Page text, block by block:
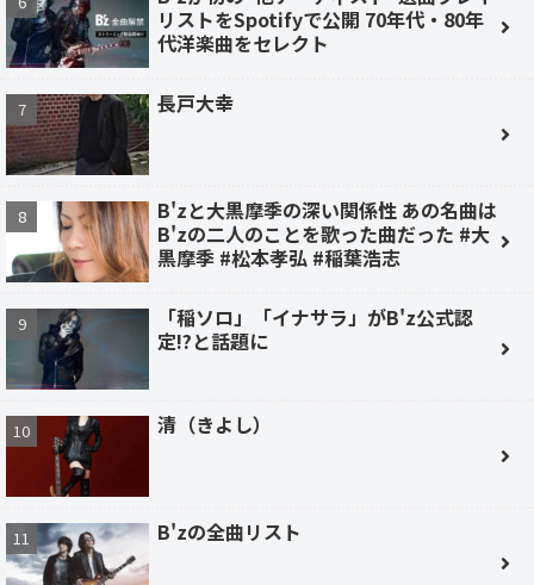
リストをSpotifyで公開 70年代・80年
代洋楽曲をセレクト
長戸大幸
B'zと大黒摩季の深い関係性 あの名曲は
B'zの二人のことを歌った曲だった #大
黒摩季 #松本孝弘 #稲葉浩志
「稲ソロ」「イナサラ」がB'z公式認
定!?と話題に
清（きよし）
B'zの全曲リスト